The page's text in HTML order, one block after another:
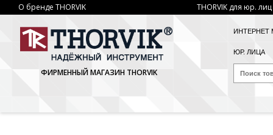
О бренде THORVIK THORVIK для юр. лиц
ФИРМЕННЫЙ МАГАЗИН THORVIK
ИНТЕРНЕТ
ЮР. ЛИЦА